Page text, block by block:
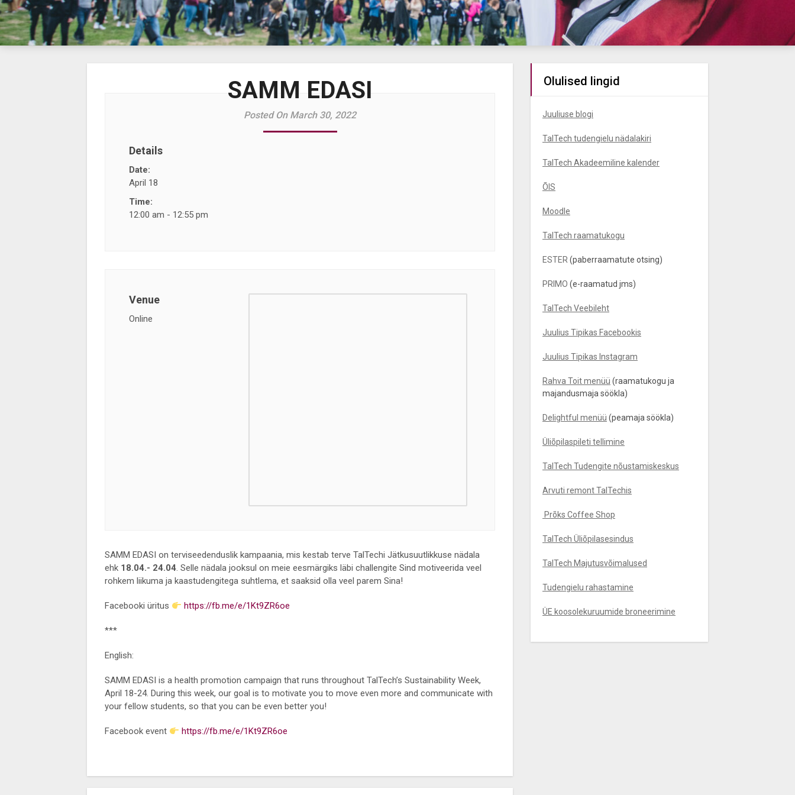
SAMM EDASI
Posted On March 30, 2022
Details
Date:
April 18
Time:
12:00 am - 12:55 pm
Venue
Online
SAMM EDASI on terviseedenduslik kampaania, mis kestab terve TalTechi Jätkusuutlikkuse nädala
ehk 18.04.- 24.04. Selle nädala jooksul on meie eesmärgiks läbi challengite Sind motiveerida veel
rohkem liikuma ja kaastudengitega suhtlema, et saaksid olla veel parem Sina!
Facebooki üritus https://fb.me/e/1Kt9ZR6oe
***
English:
SAMM EDASI is a health promotion campaign that runs throughout TalTech’s Sustainability Week,
April 18-24. During this week, our goal is to motivate you to move even more and communicate with
your fellow students, so that you can be even better you!
Facebook event https://fb.me/e/1Kt9ZR6oe
Olulised lingid
Juuliuse blogi
TalTech tudengielu nädalakiri
TalTech Akadeemiline kalender
ÕIS
Moodle
TalTech raamatukogu
ESTER (paberraamatute otsing)
PRIMO (e-raamatud jms)
TalTech Veebileht
Juulius Tipikas Facebookis
Juulius Tipikas Instagram
Rahva Toit menüü (raamatukogu ja
majandusmaja söökla)
Delightful menüü (peamaja söökla)
Üliõpilaspileti tellimine
TalTech Tudengite nõustamiskeskus
Arvuti remont TalTechis
Prõks Coffee Shop
TalTech Üliõpilasesindus
TalTech Majutusvõimalused
Tudengielu rahastamine
ÜE koosolekuruumide broneerimine